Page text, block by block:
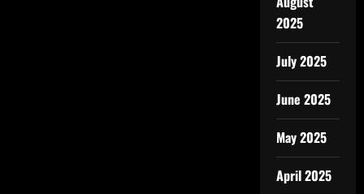
2025
July 2025
June 2025
May 2025
April 2025